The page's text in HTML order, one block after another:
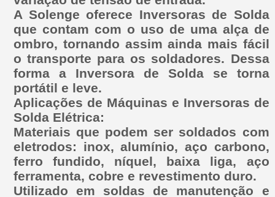
A Solenge oferece Inversoras de Solda
que contam com o uso de uma alça de
ombro, tornando assim ainda mais fácil
o transporte para os soldadores. Dessa
forma a Inversora de Solda se torna
portátil e leve.
Aplicações de Máquinas e Inversoras de
Solda Elétrica:
Materiais que podem ser soldados com
eletrodos: inox, alumínio, aço carbono,
ferro fundido, níquel, baixa liga, aço
ferramenta, cobre e revestimento duro.
Utilizado em soldas de manutenção e